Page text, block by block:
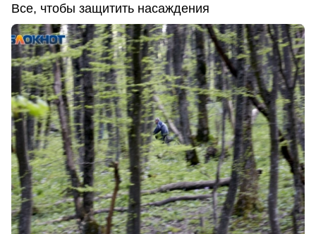
Все, чтобы защитить насаждения